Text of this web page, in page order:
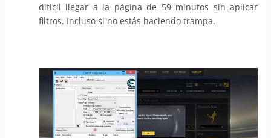
difícil llegar a la página de 59 minutos sin aplicar
filtros. Incluso si no estás haciendo trampa.